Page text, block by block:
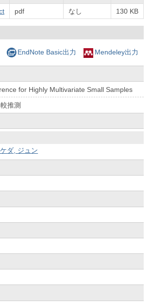
pdf なし 130 KB
EndNote Basic出力 Mendeley出力
for Highly Multivariate Small Samples
推測
ダ, ジュン